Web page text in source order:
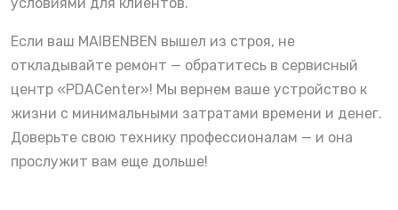
Если ваш MAIBENBEN вышел из строя, не
откладывайте ремонт — обратитесь в сервисный
центр «PDACenter»! Мы вернем ваше устройство к
жизни с минимальными затратами времени и денег.
Доверьте свою технику профессионалам — и она
прослужит вам еще дольше!